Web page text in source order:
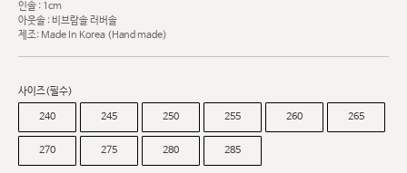
인솔 : 1cm
아웃솔 : 비브람솔 러버솔
제조: Made In Korea (Hand made)
사이즈(필수)
240 245 250 255 260 265
270 275 280 285